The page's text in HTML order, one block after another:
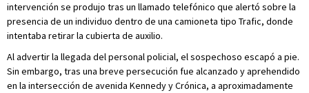
intervención se produjo tras un llamado telefónico que alertó sobre la
presencia de un individuo dentro de una camioneta tipo Trafic, donde
intentaba retirar la cubierta de auxilio.
Al advertir la llegada del personal policial, el sospechoso escapó a pie.
Sin embargo, tras una breve persecución fue alcanzado y aprehendido
en la intersección de avenida Kennedy y Crónica, a aproximadamente